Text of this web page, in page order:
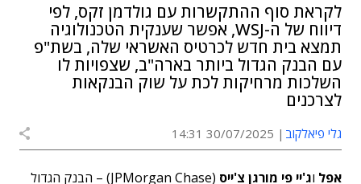
לקראת סוף ההתקשרות עם גולדמן זקס, לפי
דיווח של ה-WSJ, אפשר שענקית הטכנולוגיה
תמצא בית חדש לכרטיס האשראי שלה, בשת"פ
עם הבנק הגדול ביותר בארה"ב, שצפויות לו
השלכות מרחיקות לכת על שוק הבנקאות
לצרכנים
גלי פיאלקוב 30/07/2025 14:31
אפל וג'יי פי מורגן צ'ייס (JPMorgan Chase)
– הבנק הגדול